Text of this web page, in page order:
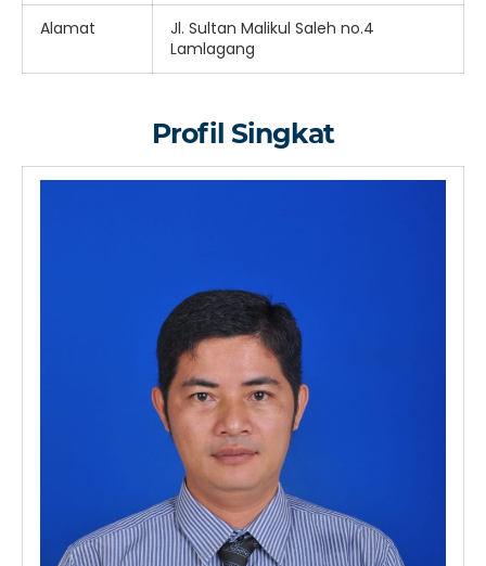
Alamat
Jl. Sultan Malikul Saleh no.4
Lamlagang
Profil Singkat